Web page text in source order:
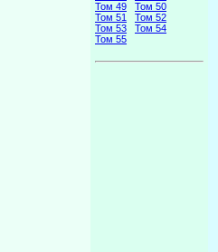
Том 49
Том 50
Том 51
Том 52
Том 53
Том 54
Том 55